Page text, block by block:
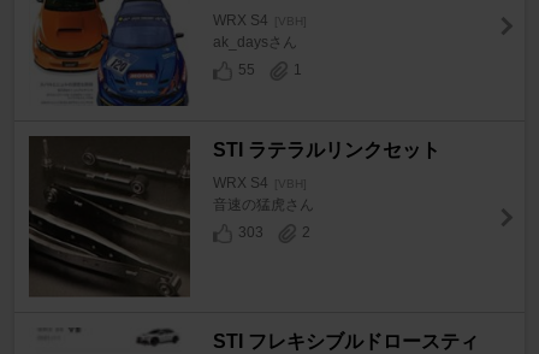
WRX S4 [VBH]
ak_daysさん
55
1
STI ラテラルリンクセット
WRX S4 [VBH]
音速の猛虎さん
303
2
STI フレキシブルドロースティ